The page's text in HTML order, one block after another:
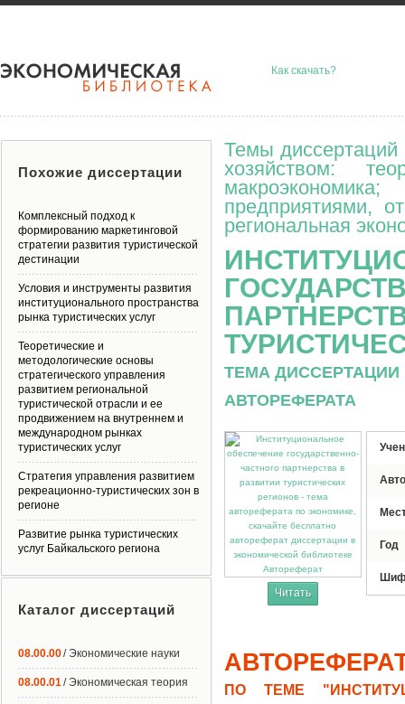
Как скачать?
Темы диссертаций
хозяйством:
предприятиями,
региональная
ТЕМА
АВТОРЕФЕРАТА
Автореферат
Читать
Год
ПО ТЕМЕ
Похожие диссертации
Комплексный подход к
формированию маркетинговой
стратегии развития туристической
дестинации
Условия и инструменты развития
институционального пространства
рынка туристических услуг
Теоретические и
методологические основы
стратегического управления
развитием региональной
туристической отрасли и ее
продвижением на внутреннем и
международном рынках
туристических услуг
Стратегия управления развитием
рекреационно-туристических зон в
регионе
Развитие рынка туристических
услуг Байкальского региона
Каталог диссертаций
08.00.00/ Экономические науки
08.00.01/ Экономическая теория